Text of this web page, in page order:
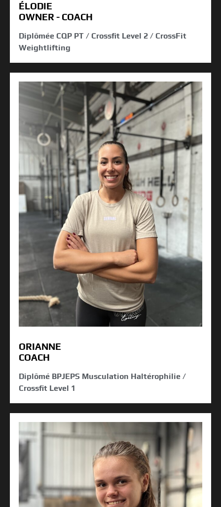
ÉLODIE
OWNER - COACH
Diplômée CQP PT / Crossfit Level 2 / CrossFit
Weightlifting
ORIANNE
COACH
Diplômé BPJEPS Musculation Haltérophilie /
Crossfit Level 1